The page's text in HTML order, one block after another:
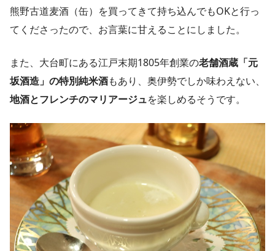
熊野古道麦酒（缶）を買ってきて持ち込んでもOKと行っ
てくださったので、お言葉に甘えることにしました。
また、大台町にある江戸末期1805年創業の老舗酒蔵「元
坂酒造」の特別純米酒もあり、奥伊勢でしか味わえない、
地酒とフレンチのマリアージュを楽しめるそうです。